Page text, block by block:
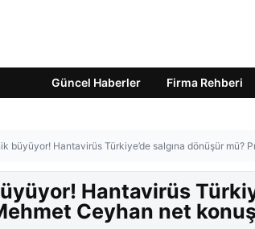
Güncel Haberler Firma Rehberi
büyüyor! Hantavirüs Türkiye’de salgına dönüşür mü?
Hantavirüs
Ceyhan net